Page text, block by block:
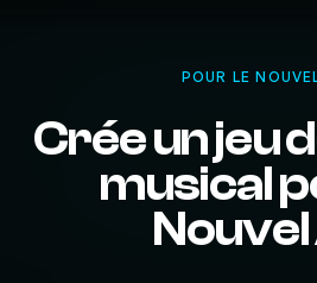
POUR LE
Crée un jeu
musical